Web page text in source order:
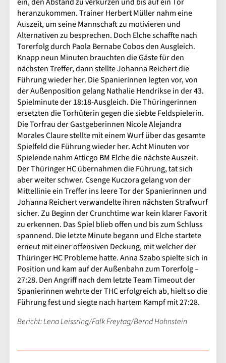
heranzukommen. Trainer Herbert Müller nahm eine
Auszeit, um seine Mannschaft zu motivieren und
Alternativen zu besprechen. Doch Elche schaffte nach
Torerfolg durch Paola Bernabe Cobos den Ausgleich.
Knapp neun Minuten brauchten die Gäste für den
nächsten Treffer, dann stellte Johanna Reichert die
Führung wieder her. Die Spanierinnen legten vor, von
der Außenposition gelang Nathalie Hendrikse in der 43.
Spielminute der 18:18-Ausgleich. Die Thüringerinnen
ersetzten die Torhüterin gegen die siebte Feldspielerin.
Die Torfrau der Gastgeberinnen Nicole Alejandra
Morales Claure stellte mit einem Wurf über das gesamte
Spielfeld die Führung wieder her. Acht Minuten vor
Spielende nahm Atticgo BM Elche die nächste Auszeit.
Der Thüringer HC übernahmen die Führung, tat sich
aber weiter schwer. Csenge Kuczora gelang von der
Mittellinie ein Treffer ins leere Tor der Spanierinnen und
Johanna Reichert verwandelte ihren nächsten Strafwurf
sicher. Zu Beginn der Crunchtime war kein klarer Favorit
zu erkennen. Das Spiel blieb offen und bis zum Schluss
spannend. Die letzte Minute begann und Elche startete
erneut mit einer offensiven Deckung, mit welcher der
Thüringer HC Probleme hatte. Anna Szabo spielte sich in
Position und kam auf der Außenbahn zum Torerfolg –
27:28. Den Angriff nach dem letzte Team Timeout der
Spanierinnen wehrte der THC erfolgreich ab, hielt so die
Führung fest und siegte nach hartem Kampf mit 27:28.
Bericht: Lena Leissring/Falk Freytag/Bernd Hohnstein